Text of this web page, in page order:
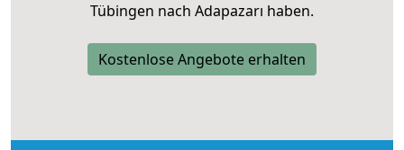
Tübingen nach Adapazarı haben.
Kostenlose Angebote erhalten